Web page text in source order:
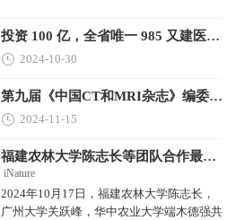
投资 100 亿，全省唯一 985 又建医学院，院士任院长
2024-10-30
第九届《中国CT和MRI杂志》编委会组成及名单
2024-11-15
福建农林大学陈志长等团队合作最新Nature子刊
iNature
2024年10月17日，福建农林大学陈志长，
广州大学关跃峰，华中农业大学端木德强共